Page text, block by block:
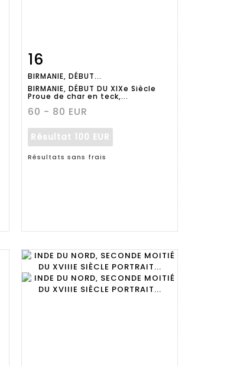
détaillée
16
BIRMANIE, DÉBUT...
BIRMANIE, DÉBUT DU XIXe Siècle
Proue de char en teck,...
60 - 80 EUR
Résultat 100 EUR
Résultats sans frais